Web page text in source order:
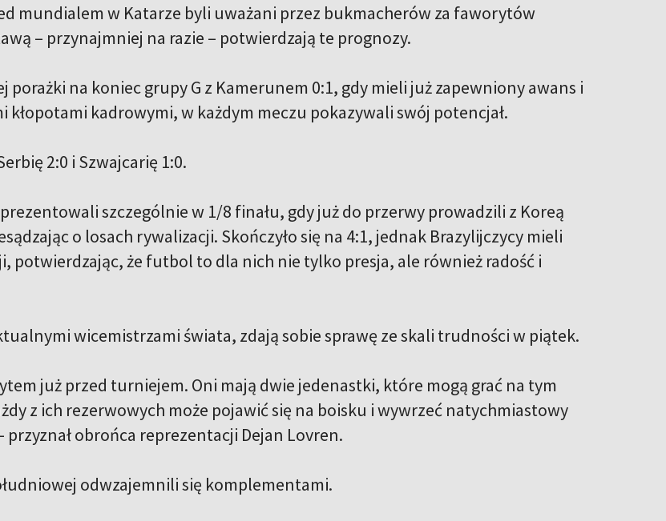
mundialem w Katarze byli uważani przez bukmacherów za faworytów
– przynajmniej na razie – potwierdzają te prognozy.
porażki na koniec grupy G z Kamerunem 0:1, gdy mieli już zapewniony awans i
kłopotami kadrowymi, w każdym meczu pokazywali swój potencjał.
2:0 i Szwajcarię 1:0.
szczególnie w 1/8 finału, gdy już do przerwy prowadzili z Koreą
o losach rywalizacji. Skończyło się na 4:1, jednak Brazylijczycy mieli
potwierdzając, że futbol to dla nich nie tylko presja, ale również radość i
wicemistrzami świata, zdają sobie sprawę ze skali trudności w piątek.
już przed turniejem. Oni mają dwie jedenastki, które mogą grać na tym
z ich rezerwowych może pojawić się na boisku i wywrzeć natychmiastowy
przyznał obrońca reprezentacji Dejan Lovren.
odwzajemnili się komplementami.